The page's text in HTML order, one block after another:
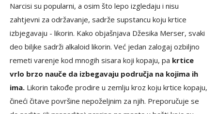
Narcisi su popularni, a osim što lepo izgledaju i nisu
zahtjevni za održavanje, sadrže supstancu koju krtice
izbjegavaju - likorin. Kako objašnjava Džesika Merser, svaki
deo biljke sadrži alkaloid likorin. Već jedan zalogaj ozbiljno
remeti varenje kod mnogih sisara koji kopaju, pa krtice
vrlo brzo nauče da izbegavaju područja na kojima ih
ima. Likorin takođe prodire u zemlju kroz koju krtice kopaju,
čineći čitave površine nepoželjnim za njih. Preporučuje se